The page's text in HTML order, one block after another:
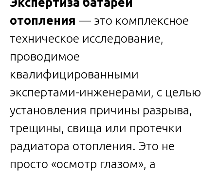
отопления — это комплексное
техническое исследование,
проводимое
квалифицированными
экспертами-инженерами, с целью
установления причины разрыва,
трещины, свища или протечки
радиатора отопления. Это не
просто «осмотр глазом», а